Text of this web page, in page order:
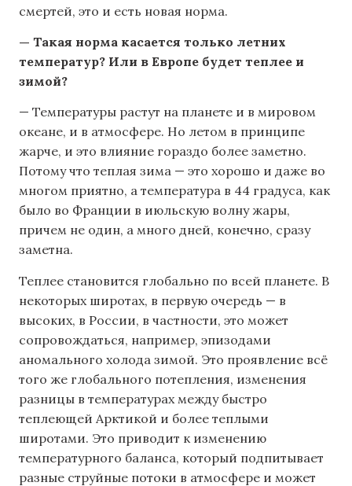
смертей, это и есть новая норма.
— Такая норма касается только летних
температур? Или в Европе будет теплее и
зимой?
— Температуры растут на планете и в мировом
океане, и в атмосфере. Но летом в принципе
жарче, и это влияние гораздо более заметно.
Потому что теплая зима — это хорошо и даже во
многом приятно, а температура в 44 градуса, как
было во Франции в июльскую волну жары,
причем не один, а много дней, конечно, сразу
заметна.
Теплее становится глобально по всей планете. В
некоторых широтах, в первую очередь — в
высоких, в России, в частности, это может
сопровождаться, например, эпизодами
аномального холода зимой. Это проявление всё
того же глобального потепления, изменения
разницы в температурах между быстро
теплеющей Арктикой и более теплыми
широтами. Это приводит к изменению
температурного баланса, который подпитывает
разные струйные потоки в атмосфере и может